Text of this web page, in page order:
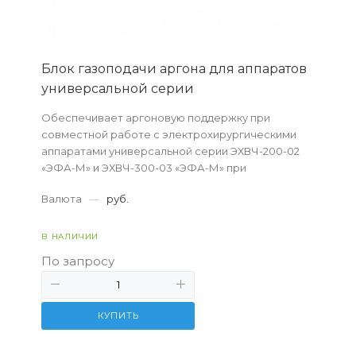
Блок газоподачи аргона для аппаратов
универсальной серии
Обеспечивает аргоновую поддержку при
совместной работе с электрохирургическими
аппаратами универсальной серии ЭХВЧ-200-02
«ЭФА-М» и ЭХВЧ-300-03 «ЭФА-М» при
коагуляции и резании мя...
Валюта — руб.
В НАЛИЧИИ
По запросу
КУПИТЬ